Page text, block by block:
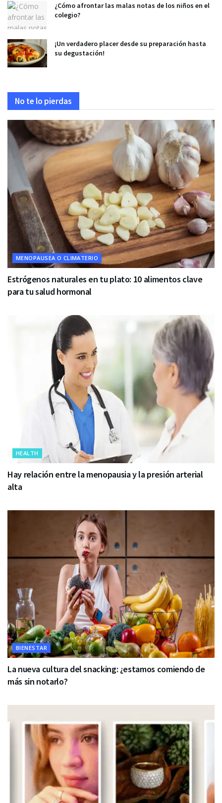
¿Cómo afrontar las malas notas de los niños en el
colegio?
¡Un verdadero placer desde su preparación hasta
su degustación!
No te lo pierdas
MENOPAUSEA O CLIMATERIO
Estrógenos naturales en tu plato: 10 alimentos clave
para tu salud hormonal
HEALTH
Hay relación entre la menopausia y la presión arterial
alta
BIENESTAR
La nueva cultura del snacking: ¿estamos comiendo de
más sin notarlo?